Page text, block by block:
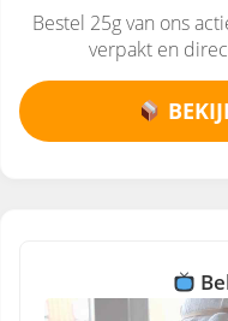
Bestel 25g van ons
verpakt en